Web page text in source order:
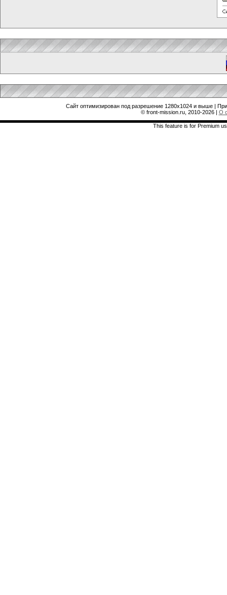
Сайт оптимизирован под разрешение 1280x1024 и выше |
© front-mission.ru, 2010-2026| О
This feature is for Premium